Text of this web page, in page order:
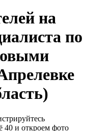
на
по
40 и откроем фото